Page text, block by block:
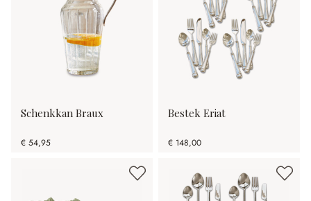
Schenkkan Braux
€ 54,95
Bestek Eriat
€ 148,00